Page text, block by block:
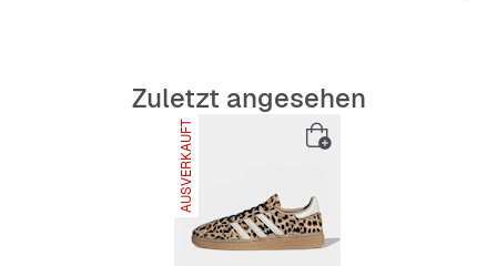
das schlichte, niedrig profilierte Design vielseitig genug
ist, um zahlreichen Looks einen sportlichen Touch zu
verleihen. Mit dem Spezial Branding in Goldfolie sowie
dem charakteristischen Trefoil-Logo auf der Zunge
zelebrieren diese aktualisierten kultigen Turnschuhe das
anhaltende Vermächtnis vonadidasOriginals. Schnüre
diesen legendären Schuh und spüre den Unterschied,
Zuletzt angesehen
AUSVERKAUFT